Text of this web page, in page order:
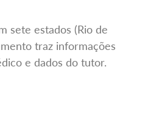
sete estados (Rio de
traz informações
e dados do tutor.